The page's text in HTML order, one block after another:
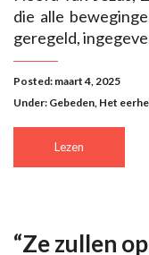
die alle
geregeld,
Posted: maart 4, 2025
Under: Gebeden, Het
Lezen
“Ze zullen